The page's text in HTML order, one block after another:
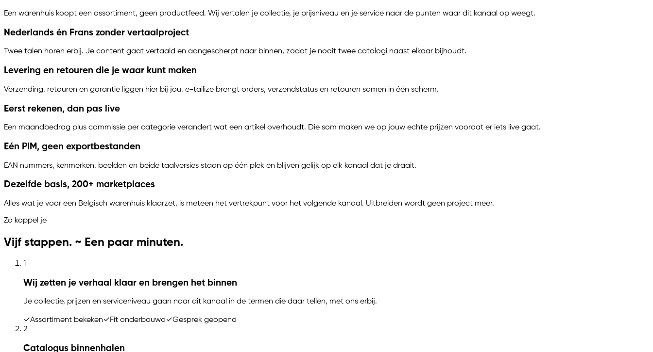
Een warenhuis koopt een assortiment, geen productfeed. Wij vertalen je collectie, je prijsniveau en je service naar de punten waar dit kanaal op weegt.
Nederlands én Frans zonder vertaalproject
Twee talen horen erbij. Je content gaat vertaald en aangescherpt naar binnen, zodat je nooit twee catalogi naast elkaar bijhoudt.
Levering en retouren die je waar kunt maken
Verzending, retouren en garantie liggen hier bij jou. e-tailize brengt orders, verzendstatus en retouren samen in één scherm.
Eerst rekenen, dan pas live
Een maandbedrag plus commissie per categorie verandert wat een artikel overhoudt. Die som maken we op jouw echte prijzen voordat er iets live gaat.
Eén PIM, geen exportbestanden
EAN nummers, kenmerken, beelden en beide taalversies staan op één plek en blijven gelijk op elk kanaal dat je draait.
Dezelfde basis, 200+ marketplaces
Alles wat je voor een Belgisch warenhuis klaarzet, is meteen het vertrekpunt voor het volgende kanaal. Uitbreiden wordt geen project meer.
Zo koppel je
Vijf stappen. ~ Een paar minuten.
1
Wij zetten je verhaal klaar en brengen het binnen
Je collectie, prijzen en serviceniveau gaan naar dit kanaal in de termen die daar tellen, met ons erbij.
✓Assortiment bekeken✓Fit onderbouwd✓Gesprek geopend
2
Catalogus binnenhalen